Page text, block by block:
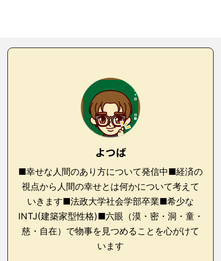
よつば
■幸せな人間のあり方について発信中■経済の
視点から人間の幸せとは何かについて考えて
いきます■法政大学社会学部卒業■希少な
INTJ(建築家型性格)■六眼（漠・密・洞・童・
慈・自在）で物事を見つめることを心がけて
います